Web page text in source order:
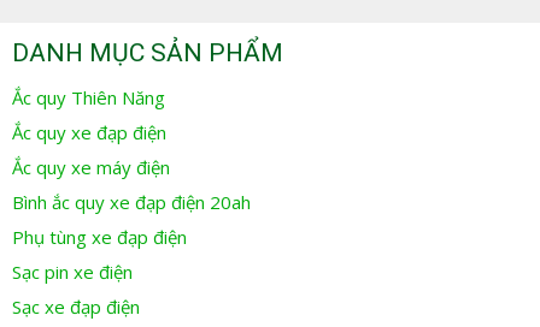
DANH MỤC SẢN PHẨM
Ắc quy Thiên Năng
Ắc quy xe đạp điện
Ắc quy xe máy điện
Bình ắc quy xe đạp điện 20ah
Phụ tùng xe đạp điện
Sạc pin xe điện
Sạc xe đạp điện